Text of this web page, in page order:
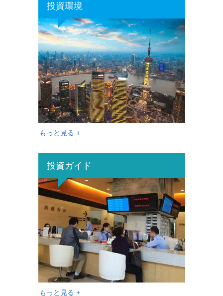
投資環境
もっと見る +
投資ガイド
もっと見る +